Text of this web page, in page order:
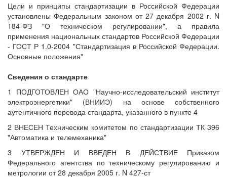
Цели и принципы стандартизации в Российской Федерации
установлены Федеральным законом от 27 декабря 2002 г. N
184-ФЗ "О техническом регулировании", а правила
применения национальных стандартов Российской Федерации
- ГОСТ Р 1.0-2004 "Стандартизация в Российской Федерации.
Основные положения"
Сведения о стандарте
1 ПОДГОТОВЛЕН ОАО "Научно-исследовательский институт
электроэнергетики" (ВНИИЭ) на основе собственного
аутентичного перевода стандарта, указанного в пункте 4
2 ВНЕСЕН Техническим комитетом по стандартизации ТК 396
"Автоматика и телемеханика"
3 УТВЕРЖДЕН И ВВЕДЕН В ДЕЙСТВИЕ Приказом
Федерального агентства по техническому регулированию и
метрологии от 28 декабря 2005 г. N 427-ст